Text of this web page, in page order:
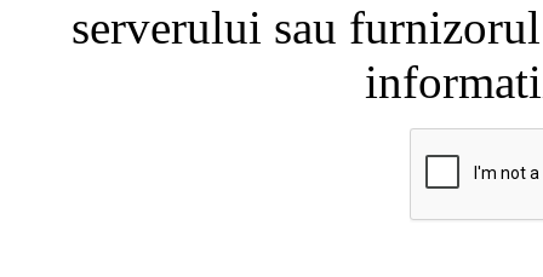
serverului sau